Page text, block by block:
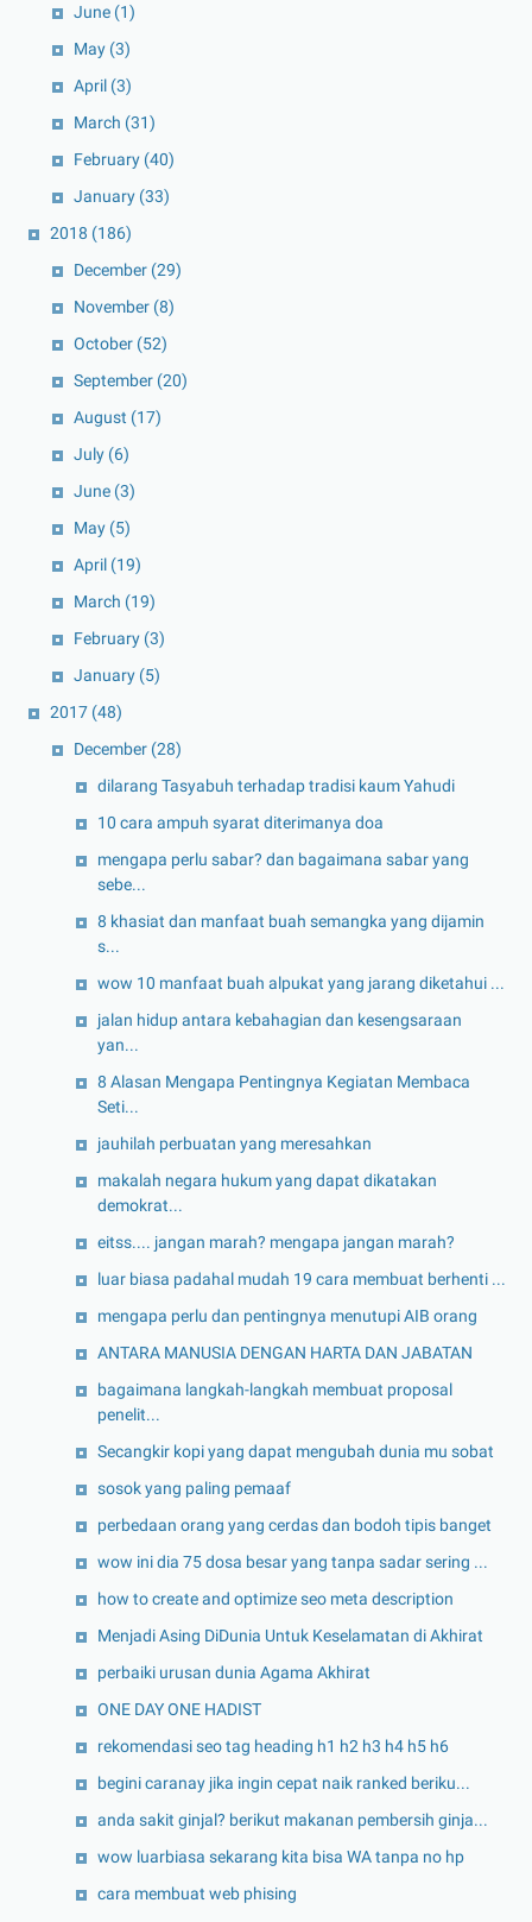
June (1)
May (3)
April (3)
March (31)
February (40)
January (33)
2018 (186)
December (29)
November (8)
October (52)
September (20)
August (17)
July (6)
June (3)
May (5)
April (19)
March (19)
February (3)
January (5)
2017 (48)
December (28)
dilarang Tasyabuh terhadap tradisi kaum Yahudi
10 cara ampuh syarat diterimanya doa
mengapa perlu sabar? dan bagaimana sabar yang
sebe...
8 khasiat dan manfaat buah semangka yang dijamin
s...
wow 10 manfaat buah alpukat yang jarang diketahui ...
jalan hidup antara kebahagian dan kesengsaraan
yan...
8 Alasan Mengapa Pentingnya Kegiatan Membaca
Seti...
jauhilah perbuatan yang meresahkan
makalah negara hukum yang dapat dikatakan
demokrat...
eitss.... jangan marah? mengapa jangan marah?
luar biasa padahal mudah 19 cara membuat berhenti ...
mengapa perlu dan pentingnya menutupi AIB orang
ANTARA MANUSIA DENGAN HARTA DAN JABATAN
bagaimana langkah-langkah membuat proposal
penelit...
Secangkir kopi yang dapat mengubah dunia mu sobat
sosok yang paling pemaaf
perbedaan orang yang cerdas dan bodoh tipis banget
wow ini dia 75 dosa besar yang tanpa sadar sering ...
how to create and optimize seo meta description
Menjadi Asing DiDunia Untuk Keselamatan di Akhirat
perbaiki urusan dunia Agama Akhirat
ONE DAY ONE HADIST
rekomendasi seo tag heading h1 h2 h3 h4 h5 h6
begini caranay jika ingin cepat naik ranked beriku...
anda sakit ginjal? berikut makanan pembersih ginja...
wow luarbiasa sekarang kita bisa WA tanpa no hp
cara membuat web phising